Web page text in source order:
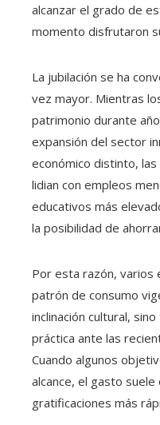
alcanzar el grado de
momento disfrutaron
La jubilación se ha
vez mayor. Mientras
patrimonio durante
expansión del sector
económico distinto,
lidian con empleos
educativos más
la posibilidad de
Por esta razón, varios
patrón de consumo
inclinación cultural,
práctica ante las
Cuando algunos
alcance, el gasto
gratificaciones más